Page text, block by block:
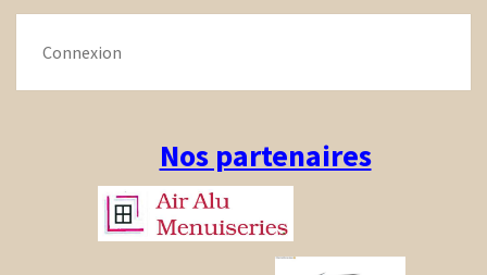
Connexion
Nos partenaires